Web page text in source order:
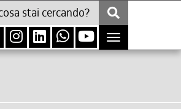
Toggle
navigation